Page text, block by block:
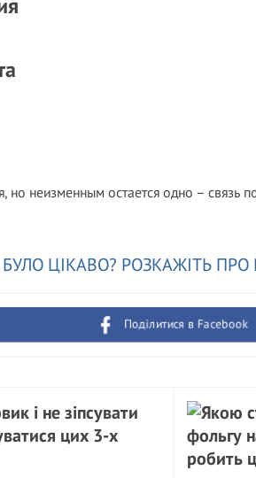
но неизменным остается одно – связь
БУЛО ЦІКАВО? РОЗКАЖІТЬ
Поділитися в Facebook